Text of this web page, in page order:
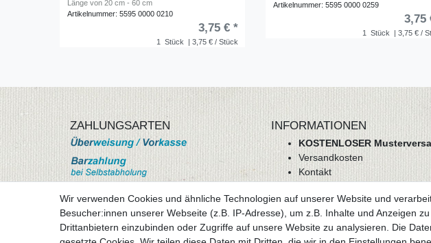
Länge von 20 cm - 60 cm
Artikelnummer: 5595 0000 0210
1 Stück | 3,75 € / Stück
3,75 € *
Artikelnummer: 5595 0000 0259
1 Stück | 3,75 € /
3,75
ZAHLUNGSARTEN
mehr Informationen
INFORMATIONEN
KOSTENLOSER
Versandkosten
Kontakt
AGB
Datenschutz
Impressum
Wir verwenden Cookies und ähnliche Technologien auf unserer Website und
Besucher:innen unserer Webseite (z.B. IP-Adresse), um z.B. Inhalte und Anzeigen
Drittanbietern einzubinden oder Zugriffe auf unsere Website zu analysieren. Die